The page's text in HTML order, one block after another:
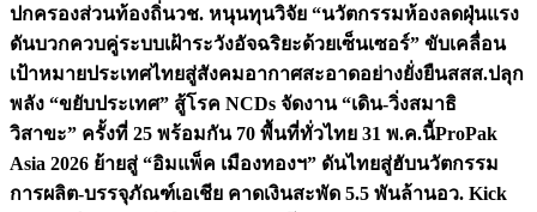
ปกครองส่วนท้องถิ่นวช. หนุนทุนวิจัย “นวัตกรรมห้องลดฝุ่นแรง
ดันบวกควบคู่ระบบเฝ้าระวังอัจฉริยะด้วยเซ็นเซอร์” ขับเคลื่อน
เป้าหมายประเทศไทยสู่สังคมอากาศสะอาดอย่างยั่งยืนสสส.ปลุก
พลัง “ขยับประเทศ” สู้โรค NCDs จัดงาน “เดิน-วิ่งสมาธิ
วิสาขะ” ครั้งที่ 25 พร้อมกัน 70 พื้นที่ทั่วไทย 31 พ.ค.นี้ProPak
Asia 2026 ย้ายสู่ “อิมแพ็ค เมืองทองฯ” ดันไทยสู่ฮับนวัตกรรม
การผลิต-บรรจุภัณฑ์เอเชีย คาดเงินสะพัด 5.5 พันล้านอว. Kick